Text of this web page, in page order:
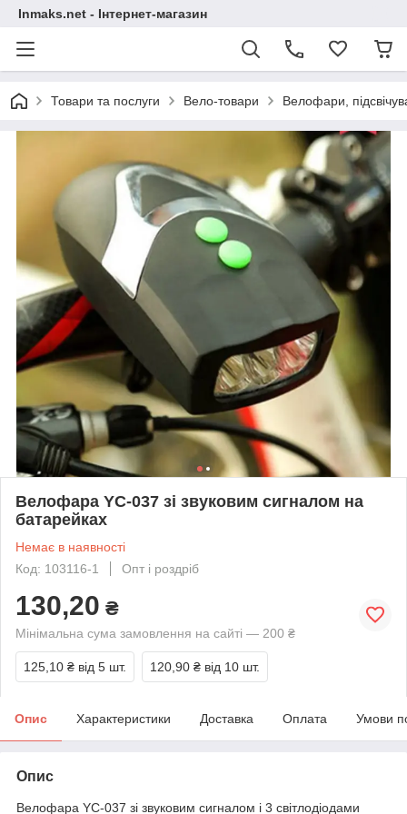
Inmaks.net - Інтернет-магазин
Товари та послуги Вело-товари Велофари,
Велофара YC-037 зі звуковим сигналом на
батарейках
Немає в наявності
Код: 103116-1
Опт і роздріб
130,20 ₴
Мінімальна сума замовлення на сайті — 200 ₴
125,10 ₴ від 5 шт. 120,90 ₴ від 10 шт.
Опис Характеристики Доставка Оплата Умови
Опис
Велофара YC-037 зі звуковим сигналом і 3 світлодіодами